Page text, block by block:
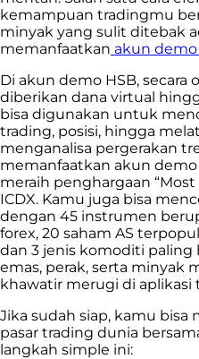
kemampuan tradingmu
minyak yang sulit ditebak
memanfaatkan akun
Di akun demo HSB, secara
diberikan dana virtual
bisa digunakan untuk
trading, posisi, hingga
menganalisa pergerakan
memanfaatkan akun demo
meraih penghargaan
ICDX. Kamu juga bisa
dengan 45 instrumen
forex, 20 saham AS
dan 3 jenis komoditi
emas, perak, serta minyak
khawatir merugi di aplikasi
Jika sudah siap, kamu
pasar trading dunia
langkah simple ini: